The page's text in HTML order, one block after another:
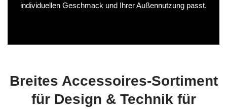
individuellen Geschmack und Ihrer Außennutzung passt.
Breites Accessoires-Sortiment
für Design & Technik für